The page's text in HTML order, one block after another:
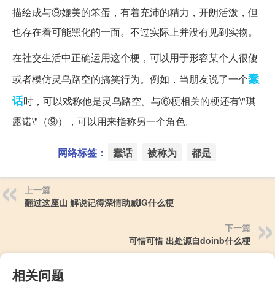
描绘成与⑨媲美的笨蛋，有着充沛的精力，开朗活泼，但
也存在着可能黑化的一面。不过实际上并没有见到实物。
在社交生活中正确运用这个梗，可以用于形容某个人很傻
或者模仿灵乌路空的搞笑行为。例如，当朋友说了一个蠢
话时，可以戏称他是灵乌路空。与⑥梗相关的梗还有\"琪
露诺\"（⑨），可以用来指称另一个角色。
网络标签： 蠢话 被称为 都是
上一篇
翻过这座山 解说记得深情助威IG什么梗
下一篇
可惜可惜 出处源自doinb什么梗
相关问题